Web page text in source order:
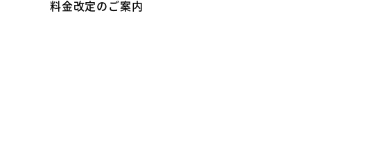
料金改定のご案内